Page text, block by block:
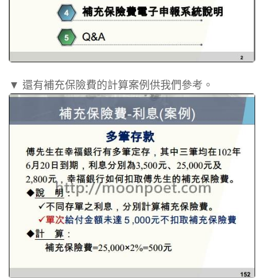
▼ 還有補充保險費的計算案例供我們參考。